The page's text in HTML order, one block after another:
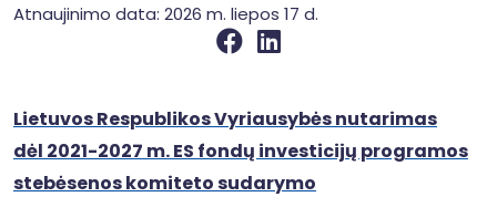
Atnaujinimo data: 2026 m. liepos 17 d.
Lietuvos Respublikos Vyriausybės nutarimas
dėl 2021-2027 m. ES fondų investicijų programos
stebėsenos komiteto sudarymo